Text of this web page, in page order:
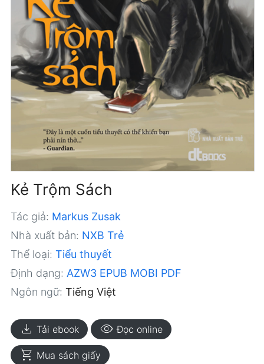
Kẻ Trộm Sách
Tác giả: Markus Zusak
Nhà xuất bản: NXB Trẻ
Thể loại: Tiểu thuyết
Định dạng: AZW3 EPUB MOBI PDF
Ngôn ngữ: Tiếng Việt
download Tải ebook visibility Đọc online
shopping_cart Mua sách giấy